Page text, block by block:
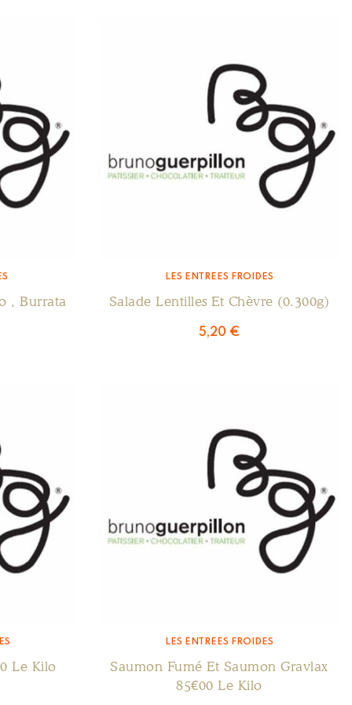
, Burrata
LES ENTRÉES FROIDES
Salade Lentilles Et Chèvre (0.300g)
5,20 €
Le Kilo
LES ENTRÉES FROIDES
Saumon Fumé Et Saumon Gravlax
85€00 Le Kilo